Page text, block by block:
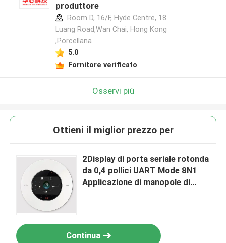
produttore
Room D, 16/F, Hyde Centre, 18
Luang Road,Wan Chai, Hong Kong
,Porcellana
5.0
Fornitore verificato
Osservi più
Ottieni il miglior prezzo per
2Display di porta seriale rotonda
da 0,4 pollici UART Mode 8N1
Applicazione di manopole di
Continua